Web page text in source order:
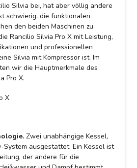
Silvia bei, hat aber völlig andere
schwierig, die funktionalen
den beiden Maschinen zu
Rancilio Silvia Pro X mit Leistung,
und professionellen
Silvia mit Kompressor ist. Im
wir die Hauptmerkmale des
Pro X.
Zwei unabhängige Kessel,
System ausgestattet. Ein Kessel ist
der andere für die